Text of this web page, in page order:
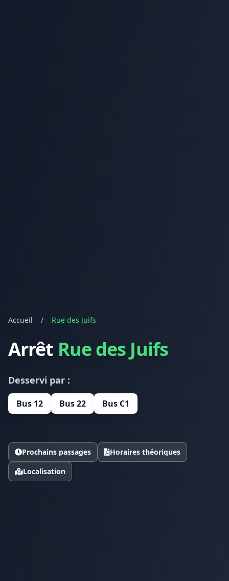
Accueil / Rue des Juifs
Arrêt Rue des Juifs
Desservi par :
Bus 12 Bus 22 Bus C1
Prochains passages
Horaires théoriques
Localisation